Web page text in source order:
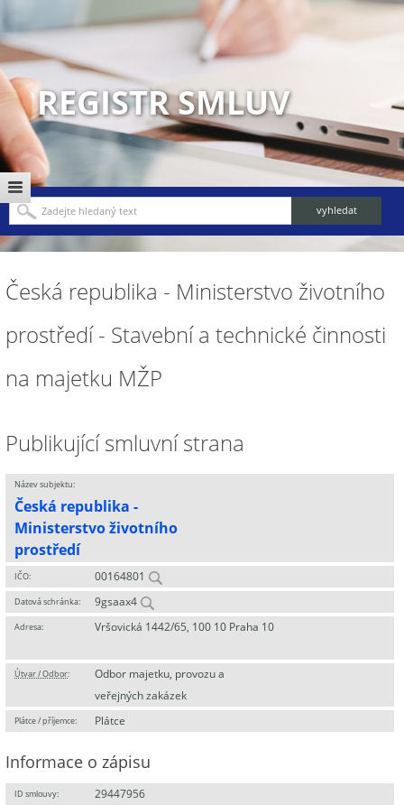
REGISTR SMLUV
Česká republika - Ministerstvo životního
prostředí - Stavební a technické činnosti
na majetku MŽP
Publikující smluvní strana
Název subjektu:
Česká republika -
Ministerstvo životního
prostředí
IČO: 00164801
Datová schránka: 9gsaax4
Adresa: Vršovická 1442/65, 100 10 Praha 10
Útvar / Odbor:
Odbor majetku, provozu a
veřejných zakázek
Plátce / příjemce: Plátce
Informace o zápisu
ID smlouvy: 29447956